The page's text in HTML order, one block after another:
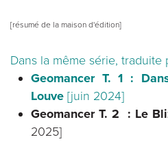
[résumé de la maison d'édition]
Dans la même série, traduite
Geomancer T. 1 :
Louve [juin 2024]
Geomancer T. 2 : Le
2025]